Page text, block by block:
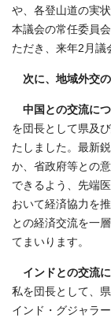
や、各登山道の実
本議会の常任委員
ただき、来年2月議
次に、地域外交
中国との交流につ
を団長として県及
たしました。最新
か、省政府等との
できるよう、先端
おいて経済協力を
との経済交流を一
てまいります。
インドとの交流
私を団長として、
インド・グジャラ